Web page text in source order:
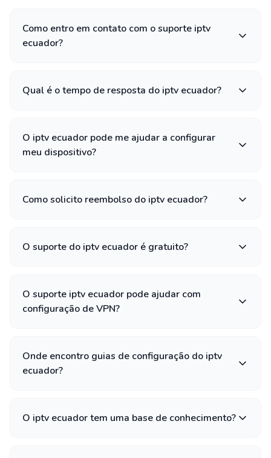
Como entro em contato com o suporte iptv
ecuador?
Qual é o tempo de resposta do iptv ecuador?
O iptv ecuador pode me ajudar a configurar
meu dispositivo?
Como solicito reembolso do iptv ecuador?
O suporte do iptv ecuador é gratuito?
O suporte iptv ecuador pode ajudar com
configuração de VPN?
Onde encontro guias de configuração do iptv
ecuador?
O iptv ecuador tem uma base de conhecimento?